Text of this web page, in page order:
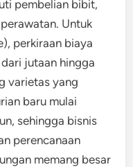
pembelian bibit,
Untuk
perkiraan biaya
jutaan hingga
varietas yang
baru mulai
sehingga bisnis
perencanaan
memang besar